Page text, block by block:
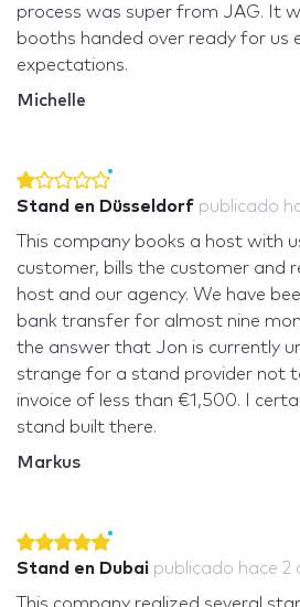
process was super from JAG. It
booths handed over ready for us
expectations.
Michelle
Stand en Düsseldorf publicado
This company books a host with
customer, bills the customer and
host and our agency. We have
bank transfer for almost nine
the answer that Jon is currently
strange for a stand provider not
invoice of less than €1,500. I
stand built there.
Markus
Stand en Dubai publicado hace 2